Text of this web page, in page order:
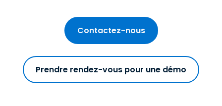
Contactez-nous
Prendre rendez-vous pour une démo